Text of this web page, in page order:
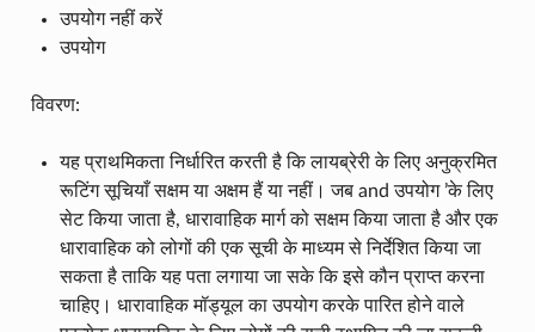
उपयोग नहीं करें
उपयोग
विवरण:
यह प्राथमिकता निर्धारित करती है कि लायब्रेरी के लिए अनुक्रमित
रूटिंग सूचियाँ सक्षम या अक्षम हैं या नहीं। जब and उपयोग ’के लिए
सेट किया जाता है, धारावाहिक मार्ग को सक्षम किया जाता है और एक
धारावाहिक को लोगों की एक सूची के माध्यम से निर्देशित किया जा
सकता है ताकि यह पता लगाया जा सके कि इसे कौन प्राप्त करना
चाहिए। धारावाहिक मॉड्यूल का उपयोग करके पारित होने वाले